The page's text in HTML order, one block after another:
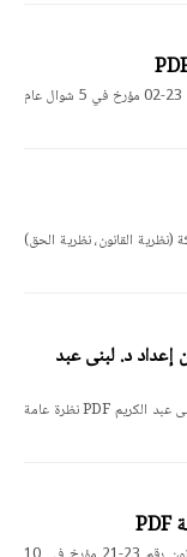
قانون رقم 23-02 يتعلق بممارسة الحق النقابي PDF قانون رقم 23-02 مؤرخ في 5 شوال عام
القانون، نظرية الحق)
إعداد د. لبنى عبد
مطبوعة في مقياس الإجراءات الجزائية المعمق من إعداد د. لبنى عبد الكريم PDF نظرة عامة